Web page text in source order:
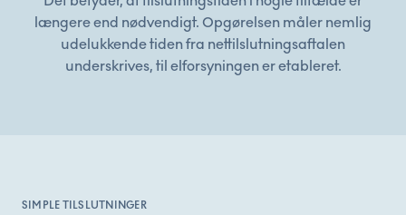
længere end nødvendigt. Opgørelsen måler nemlig
udelukkende tiden fra nettilslutningsaftalen
underskrives, til elforsyningen er etableret.
SIMPLE TILSLUTNINGER